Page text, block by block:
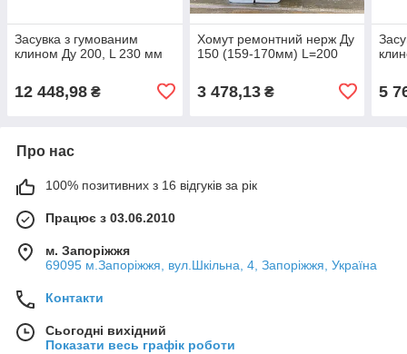
Засувка з гумованим
клином Ду 200, L 230 мм
12 448,98 ₴
Хомут ремонтний нерж Ду
150 (159-170мм) L=200
3 478,13₴ 5
Про нас
100% позитивних з 16 відгуків за рік
Працює з 03.06.2010
м. Запоріжжя
69095 м.Запоріжжя, вул.Шкільна, 4, Запоріжжя, Україна
Контакти
Сьогодні вихідний
Показати весь графік роботи